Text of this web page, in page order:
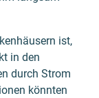
ist,
in den
durch Strom
könnten